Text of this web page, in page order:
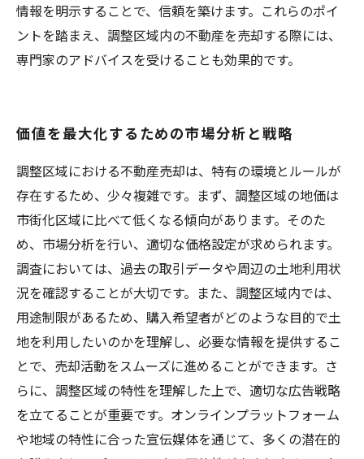
情報を明示することで、信頼を築けます。これらのポイ
ントを踏まえ、調整区域内の不動産を売却する際には、
専門家のアドバイスを受けることも効果的です。
価値を最大化するための市場分析と戦略
調整区域における不動産売却は、特有の環境とルールが
存在するため、少々複雑です。まず、調整区域の地価は
市街化区域に比べて低くなる傾向があります。そのた
め、市場分析を行い、適切な価格設定が求められます。
調査においては、過去の取引データや周辺の土地利用状
況を確認することが大切です。また、調整区域内では、
用途制限があるため、購入希望者がどのような目的で土
地を利用したいのかを理解し、必要な情報を提供するこ
とで、売却活動をスムーズに進めることができます。さ
らに、調整区域の特性を理解した上で、適切な広告戦略
を立てることが重要です。オンラインプラットフォーム
や地域の特性に合った宣伝媒体を通じて、多くの潜在的